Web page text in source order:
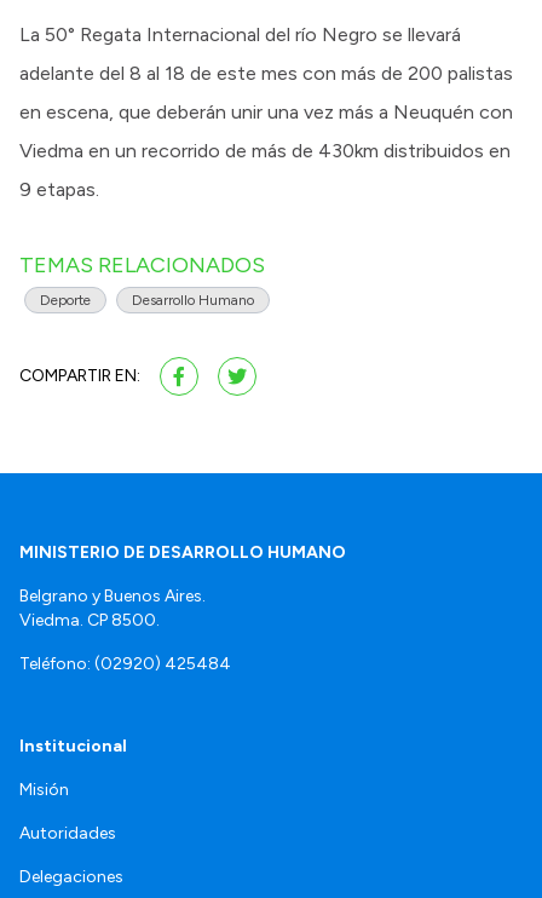
La 50° Regata Internacional del río Negro se llevará
adelante del 8 al 18 de este mes con más de 200 palistas
en escena, que deberán unir una vez más a Neuquén con
Viedma en un recorrido de más de 430km distribuidos en
9 etapas.
TEMAS RELACIONADOS
Deporte Desarrollo Humano
COMPARTIR EN:
MINISTERIO DE DESARROLLO HUMANO
Belgrano y Buenos Aires.
Viedma. CP 8500.
Teléfono: (02920) 425484
Institucional
Misión
Autoridades
Delegaciones